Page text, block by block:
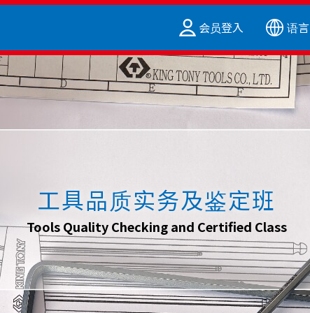
会员登入 语言
工具品质实务及鉴定班
Tools Quality Checking and Certified Class